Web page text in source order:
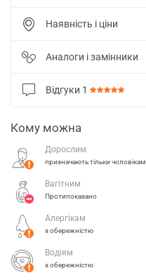
Наявність і ціни
Аналоги і замінники
Відгуки 1
Кому можна
Дорослим
призначають тільки чоловікам
Вагітним
Протипоказано
Алергікам
з обережністю
Водіям
з обережністю